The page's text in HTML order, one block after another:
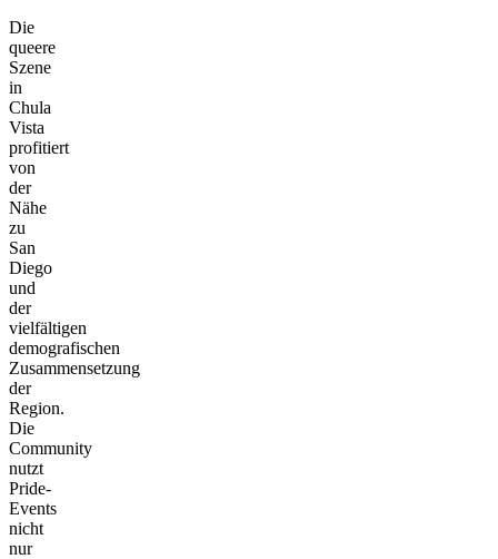
Die
queere
Szene
in
Chula
Vista
profitiert
von
der
Nähe
zu
San
Diego
und
der
vielfältigen
demografischen
Zusammensetzung
der
Region.
Die
Community
nutzt
Pride-
Events
nicht
nur